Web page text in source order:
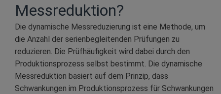
Messreduktion?
Die dynamische Messreduzierung ist eine Methode, um
die Anzahl der serienbegleitenden Prüfungen zu
reduzieren. Die Prüfhäufigkeit wird dabei durch den
Produktionsprozess selbst bestimmt. Die dynamische
Messreduktion basiert auf dem Prinzip, dass
Schwankungen im Produktionsprozess für Schwankungen